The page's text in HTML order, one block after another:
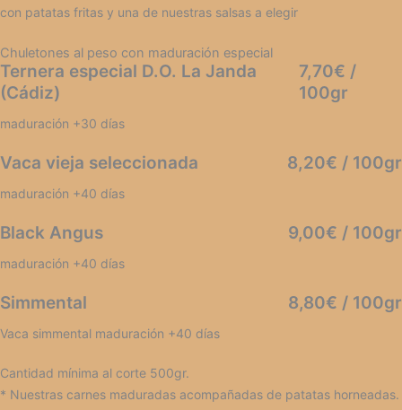
con patatas fritas y una de nuestras salsas a elegir
Chuletones al peso con maduración especial
Ternera especial D.O. La Janda
(Cádiz)
7,70€ /
100gr
maduración +30 días
Vaca vieja seleccionada 8,20€ / 100gr
maduración +40 días
Black Angus 9,00€ / 100gr
maduración +40 días
Simmental 8,80€ / 100gr
Vaca simmental maduración +40 días
Cantidad mínima al corte 500gr.
* Nuestras carnes maduradas acompañadas de patatas horneadas.